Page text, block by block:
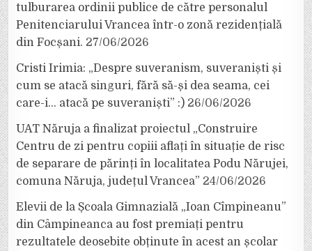
tulburarea ordinii publice de către personalul
Penitenciarului Vrancea într-o zonă rezidențială
din Focșani. 27/06/2026
Cristi Irimia: „Despre suveranism, suveraniști și
cum se atacă singuri, fără să-și dea seama, cei
care-i… atacă pe suveraniști” :) 26/06/2026
UAT Năruja a finalizat proiectul „Construire
Centru de zi pentru copiii aflați în situație de risc
de separare de părinți în localitatea Podu Nărujei,
comuna Năruja, județul Vrancea” 24/06/2026
Elevii de la Școala Gimnazială „Ioan Cîmpineanu”
din Câmpineanca au fost premiați pentru
rezultatele deosebite obținute în acest an școlar